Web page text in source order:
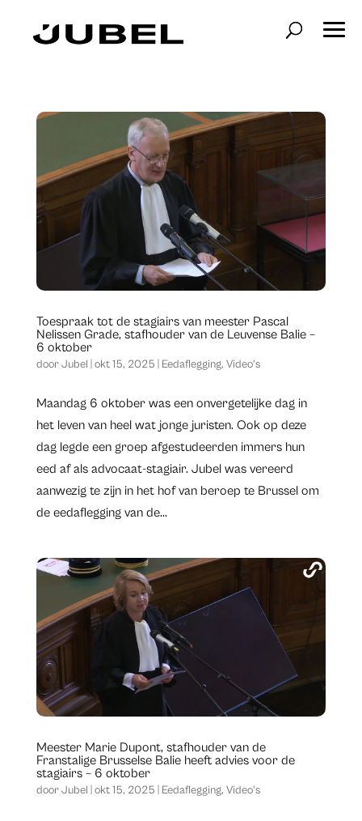
Toespraak tot de stagiairs van meester Pascal
Nelissen Grade, stafhouder van de Leuvense Balie –
6 oktober
doorJubel okt 15, 2025 Eedaflegging, Video's
Maandag 6 oktober was een onvergetelijke dag in
het leven van heel wat jonge juristen. Ook op deze
dag legde een groep afgestudeerden immers hun
eed af als advocaat-stagiair. Jubel was vereerd
aanwezig te zijn in het hof van beroep te Brussel om
de eedaflegging van de...
Meester Marie Dupont, stafhouder van de
Franstalige Brusselse Balie heeft advies voor de
stagiairs – 6 oktober
doorJubel okt 15, 2025 Eedaflegging, Video's